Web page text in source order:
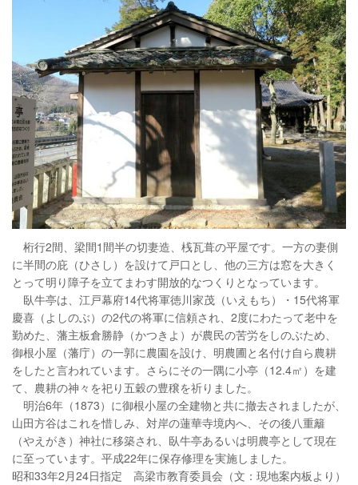
桁行2間、梁間1間半の切妻造、桟瓦葺の平屋です。一方の妻側
に半間の庇（ひさし）を設けて戸口とし、他の三方は窓を大きく
とって明り障子を立てまわす開放的なつくりとなっています。
臥牛亭は、江戸幕府14代将軍徳川家茂（いえもち）・15代将軍
慶喜（よしのぶ）の2代の将軍に信頼され、2度にわたって老中を
勤めた、藩主板倉勝静（かつきよ）が農民の苦労をしのぶため、
御根小屋（藩庁）の一郭に農園を設け、明農圃と名付け自ら農耕
をしたと言われています。さらにその一隅に小亭（12.4㎡）を建
て、農耕の神々を祀り五穀の豊穣を祈りました。
明治6年（1873）に御根小屋の全建物と共に撤去されましたが、
山田方谷はこれを惜しみ、対岸の蓮華寺境内へ、その後八重籬
（やえがき）神社に移築され、臥牛亭あるいは明農亭として現在
に至っています。平成22年に保存修理を実施しました。
昭和33年2月24日指定 高梁市教育委員会（文：現地案内板より）